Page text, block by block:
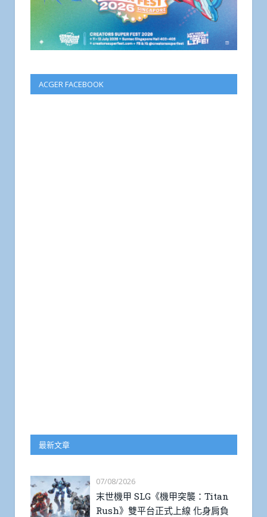
ACGER FACEBOOK
最新文章
07/08/2026
末世機甲 SLG《機甲突襲：Titan
Rush》雙平台正式上線 化身肩負